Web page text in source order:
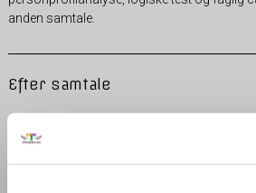
anden samtale.
Efter samtale
Efter samtalen evaluerer